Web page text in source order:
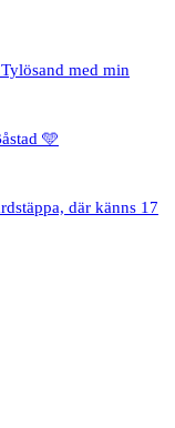
med min
🩵
där känns 17